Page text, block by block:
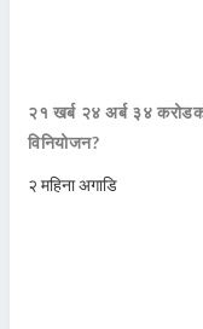
२१ खर्ब २४ अर्ब ३४
विनियोजन?
२ महिना अगाडि